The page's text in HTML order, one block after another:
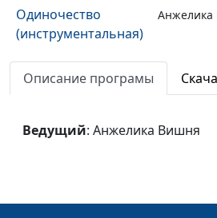
Одиночество
(инструментальная)
Нежность
(инструментальная)
Анжелика
пробуждение
любовь
Описание програмы
Ведущий: Анжелика Вишня